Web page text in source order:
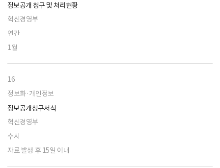
정보공개 청구 및 처리현황
혁신경영부
연간
1월
16
정보화·개인정보
정보공개청구서식
혁신경영부
수시
자료 발생 후 15일 이내